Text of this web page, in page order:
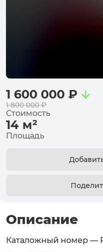
1 600 000 ₽
1 800 000 ₽
Стоимость
14 м²
Площадь
Описание
Каталожный номер —